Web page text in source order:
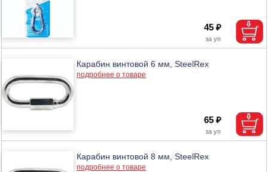
45 ₽
Карабин винтовой 6 мм, SteelRex
подробнее о товаре
65 ₽
Карабин винтовой 8 мм, SteelRex
подробнее о товаре